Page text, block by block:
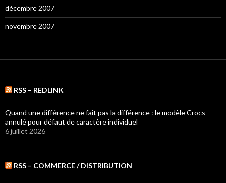
décembre 2007
novembre 2007
RSS – REDLINK
Quand une différence ne fait pas la différence : le modèle Crocs
annulé pour défaut de caractère individuel
6 juillet 2026
RSS – COMMERCE / DISTRIBUTION